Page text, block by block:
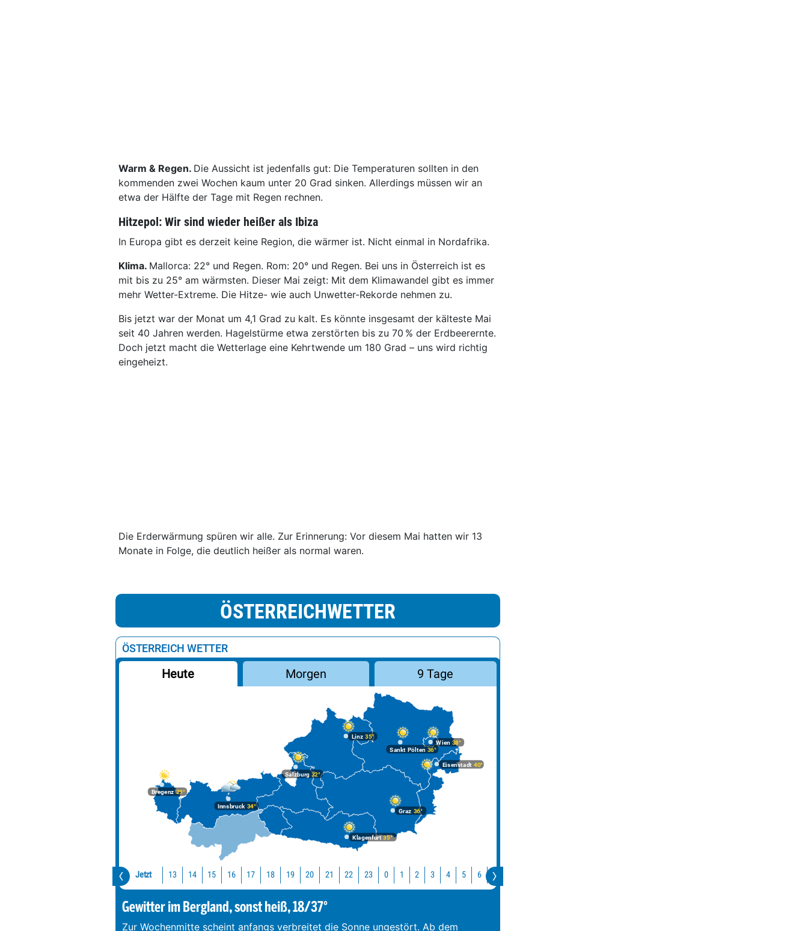
Warm & Regen. Die Aussicht ist jedenfalls gut: Die Temperaturen sollten in den
kommenden zwei Wochen kaum unter 20 Grad sinken. Allerdings müssen wir an
etwa der Hälfte der Tage mit Regen rechnen.
Hitzepol: Wir sind wieder heißer als Ibiza
In Europa gibt es derzeit keine Region, die wärmer ist. Nicht einmal in Nordafrika.
Klima. Mallorca: 22° und Regen. Rom: 20° und Regen. Bei uns in Österreich ist es
mit bis zu 25° am wärmsten. Dieser Mai zeigt: Mit dem Klimawandel gibt es immer
mehr Wetter-Extreme. Die Hitze- wie auch Unwetter-Rekorde nehmen zu.
Bis jetzt war der Monat um 4,1 Grad zu kalt. Es könnte insgesamt der kälteste Mai
seit 40 Jahren werden. Hagelstürme etwa zerstörten bis zu 70 % der Erdbeerernte.
Doch jetzt macht die Wetterlage eine Kehrtwende um 180 Grad – uns wird richtig
eingeheizt.
Die Erderwärmung spüren wir alle. Zur Erinnerung: Vor diesem Mai hatten wir 13
Monate in Folge, die deutlich heißer als normal waren.
ÖSTERREICHWETTER
ÖSTERREICH WETTER
Heute Morgen 9 Tage
Bregenz29°
Graz 36°
Innsbruck34°
Klagenfurt35°
Linz 35°
Salzburg32°
Wien 38°
Eisenstadt 40°
Sankt Pölten 36°
Jetzt 13 14 15 16 17 18 19 20 21 22 23 0 1 2 3 4 5 6 7
Gewitter im Bergland, sonst heiß, 18/37°
Zur Wochenmitte scheint anfangs verbreitet die Sonne ungestört. Ab dem